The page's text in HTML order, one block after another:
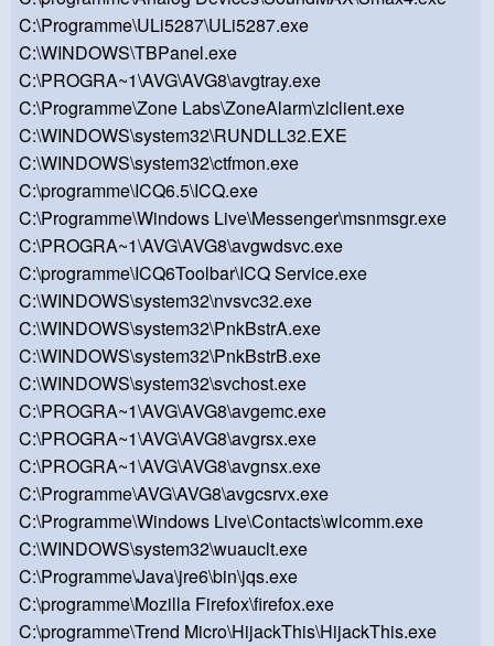
C:\Programme\ULi5287\ULi5287.exe
C:\WINDOWS\TBPanel.exe
C:\PROGRA~1\AVG\AVG8\avgtray.exe
C:\Programme\Zone Labs\ZoneAlarm\zlclient.exe
C:\WINDOWS\system32\RUNDLL32.EXE
C:\WINDOWS\system32\ctfmon.exe
C:\programme\ICQ6.5\ICQ.exe
C:\Programme\Windows Live\Messenger\msnmsgr.exe
C:\PROGRA~1\AVG\AVG8\avgwdsvc.exe
C:\programme\ICQ6Toolbar\ICQ Service.exe
C:\WINDOWS\system32\nvsvc32.exe
C:\WINDOWS\system32\PnkBstrA.exe
C:\WINDOWS\system32\PnkBstrB.exe
C:\WINDOWS\system32\svchost.exe
C:\PROGRA~1\AVG\AVG8\avgemc.exe
C:\PROGRA~1\AVG\AVG8\avgrsx.exe
C:\PROGRA~1\AVG\AVG8\avgnsx.exe
C:\Programme\AVG\AVG8\avgcsrvx.exe
C:\Programme\Windows Live\Contacts\wlcomm.exe
C:\WINDOWS\system32\wuauclt.exe
C:\Programme\Java\jre6\bin\jqs.exe
C:\programme\Mozilla Firefox\firefox.exe
C:\programme\Trend Micro\HijackThis\HijackThis.exe